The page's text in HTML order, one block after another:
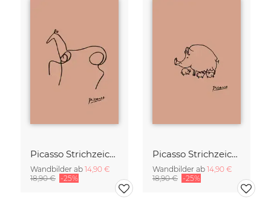
Picasso Strichzeichnung - Pferd Terracotta
Wandbilder ab 14,90 €
18,90 € -25%
Picasso Strichzeichnung - Schweine Familie Terracotta
Wandbilder ab 14,90 €
18,90 € -25%